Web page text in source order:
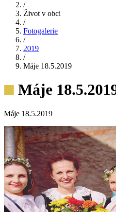
/
Život v obci
/
Fotogalerie
/
2019
/
Máje 18.5.2019
Máje
Máje 18.5.2019